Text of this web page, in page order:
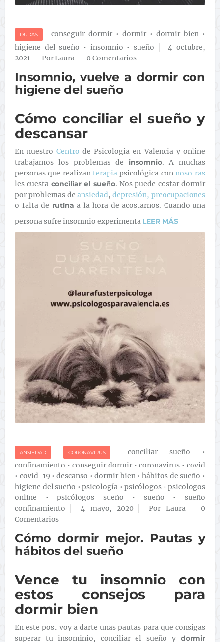
DUDAS conseguir dormir • dormir • dormir bien •
higiene del sueño • insomnio • sueño
4 octubre,
2021
Por Laura 0 Comentarios
Insomnio, vuelve a dormir con
higiene del sueño
Cómo conciliar el sueño y
descansar
En nuestro Centro de Psicología en Valencia y online
trabajamos los problemas de insomnio. A muchas
personas que realizan terapia psicológica con nosotras
les cuesta conciliar el sueño. Nos puede costar dormir
por problemas deansiedad,depresión, preocupaciones
o falta de rutina a la hora de acostarnos. Cuando una
persona sufre insomnio experimenta LEER MÁS
ANSIEDAD CORONAVIRUS conciliar sueño •
confinamiento • conseguir dormir • coronavirus • covid
• covid-19• descanso •dormir bien•hábitos de sueño •
higiene del sueño • psicología • psicólogos • psicologos
online •psicólogos sueño • sueño •sueño
confinamiento
4 mayo, 2020 Por Laura
0
Comentarios
Cómo dormir mejor. Pautas y
hábitos del sueño
Vence tu insomnio con
estos consejos para
dormir bien
En este post voy a darte unas pautas para que consigas
superar tu insominio, conciliar el sueño y dormir